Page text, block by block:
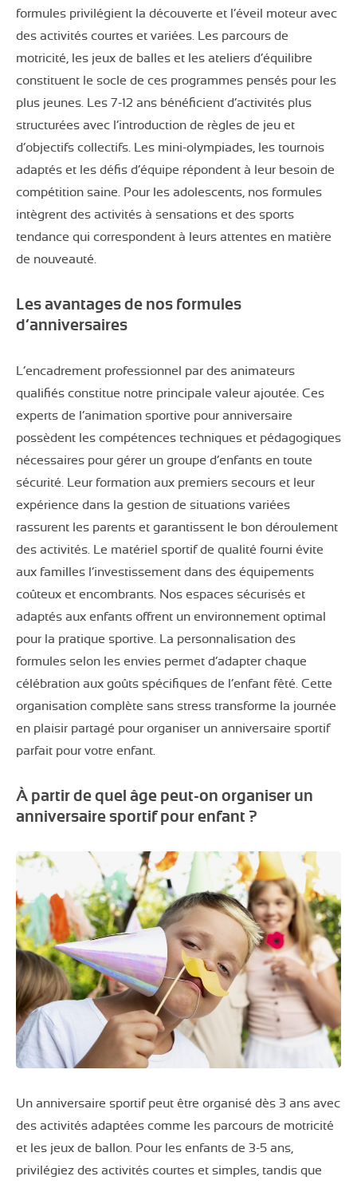
formules privilégient la découverte et l’éveil moteur avec
des activités courtes et variées. Les parcours de
motricité, les jeux de balles et les ateliers d’équilibre
constituent le socle de ces programmes pensés pour les
plus jeunes. Les 7-12 ans bénéficient d’activités plus
structurées avec l’introduction de règles de jeu et
d’objectifs collectifs. Les mini-olympiades, les tournois
adaptés et les défis d’équipe répondent à leur besoin de
compétition saine. Pour les adolescents, nos formules
intègrent des activités à sensations et des sports
tendance qui correspondent à leurs attentes en matière
de nouveauté.
Les avantages de nos formules
d’anniversaires
L’encadrement professionnel par des animateurs
qualifiés constitue notre principale valeur ajoutée. Ces
experts de l’animation sportive pour anniversaire
possèdent les compétences techniques et pédagogiques
nécessaires pour gérer un groupe d’enfants en toute
sécurité. Leur formation aux premiers secours et leur
expérience dans la gestion de situations variées
rassurent les parents et garantissent le bon déroulement
des activités. Le matériel sportif de qualité fourni évite
aux familles l’investissement dans des équipements
coûteux et encombrants. Nos espaces sécurisés et
adaptés aux enfants offrent un environnement optimal
pour la pratique sportive. La personnalisation des
formules selon les envies permet d’adapter chaque
célébration aux goûts spécifiques de l’enfant fêté. Cette
organisation complète sans stress transforme la journée
en plaisir partagé pour organiser un anniversaire sportif
parfait pour votre enfant.
À partir de quel âge peut-on organiser un
anniversaire sportif pour enfant ?
Un anniversaire sportif peut être organisé dès 3 ans avec
des activités adaptées comme les parcours de motricité
et les jeux de ballon. Pour les enfants de 3-5 ans,
privilégiez des activités courtes et simples, tandis que